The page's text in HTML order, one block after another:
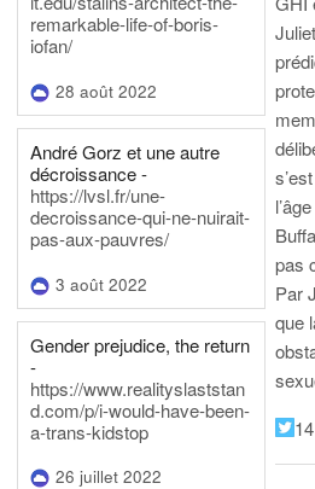
remarkable-life-of-boris-
iofan/
28 août 2022
André Gorz et une autre
décroissance -
https://lvsl.fr/une-
decroissance-qui-ne-nuirait-
pas-aux-pauvres/
3 août 2022
Gender prejudice, the return
-
https://www.realityslaststan
d.com/p/i-would-have-been-
a-trans-kidstop
26 juillet 2022
pas
Par
que